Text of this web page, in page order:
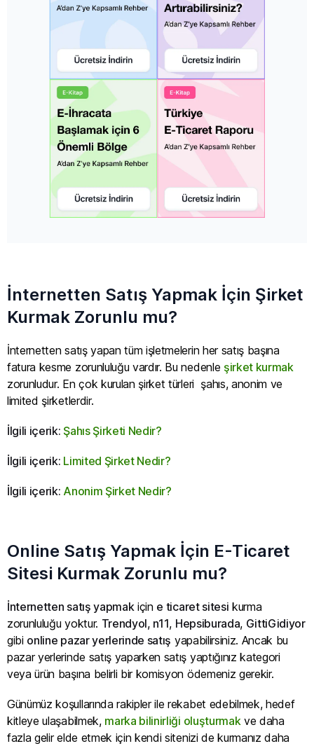
İnternetten Satış Yapmak İçin Şirket
Kurmak Zorunlu mu?
İnternetten satış yapan tüm işletmelerin her satış başına
fatura kesme zorunluluğu vardır. Bu nedenle şirket kurmak
zorunludur. En çok kurulan şirket türleri şahıs, anonim ve
limited şirketlerdir.
İlgili içerik: Şahıs Şirketi Nedir?
İlgili içerik: Limited Şirket Nedir?
İlgili içerik: Anonim Şirket Nedir?
Online Satış Yapmak İçin E-Ticaret
Sitesi Kurmak Zorunlu mu?
İnternetten satış yapmakiçin e ticaret sitesi kurma
zorunluluğu yoktur. Trendyol, n11, Hepsiburada, GittiGidiyor
gibi online pazar yerlerinde satış yapabilirsiniz. Ancak bu
pazar yerlerinde satış yaparken satış yaptığınız kategori
veya ürün başına belirli bir komisyon ödemeniz gerekir.
Günümüz koşullarında rakipler ile rekabet edebilmek, hedef
kitleye ulaşabilmek, marka bilinirliği oluşturmakve daha
fazla gelir elde etmek için kendi sitenizi de kurmanız daha